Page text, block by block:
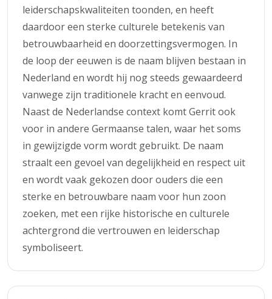
leiderschapskwaliteiten toonden, en heeft
daardoor een sterke culturele betekenis van
betrouwbaarheid en doorzettingsvermogen. In
de loop der eeuwen is de naam blijven bestaan in
Nederland en wordt hij nog steeds gewaardeerd
vanwege zijn traditionele kracht en eenvoud.
Naast de Nederlandse context komt Gerrit ook
voor in andere Germaanse talen, waar het soms
in gewijzigde vorm wordt gebruikt. De naam
straalt een gevoel van degelijkheid en respect uit
en wordt vaak gekozen door ouders die een
sterke en betrouwbare naam voor hun zoon
zoeken, met een rijke historische en culturele
achtergrond die vertrouwen en leiderschap
symboliseert.